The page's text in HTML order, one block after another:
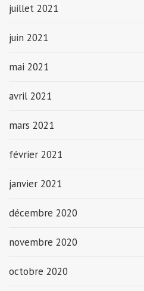
juillet 2021
juin 2021
mai 2021
avril 2021
mars 2021
février 2021
janvier 2021
décembre 2020
novembre 2020
octobre 2020